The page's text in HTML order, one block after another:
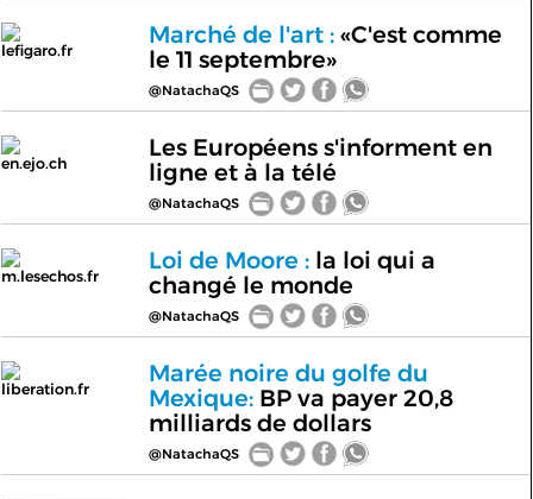
lefigaro.fr
Marché de l'art :«C'est comme
le 11 septembre»
@NatachaQS
en.ejo.ch
Les Européens s'informent en
ligne et à la télé
@NatachaQS
m.lesechos.fr
Loi de Moore :la loi qui a
changé le monde
@NatachaQS
liberation.fr
Marée noire du golfe du
Mexique:BP va payer 20,8
milliards de dollars
@NatachaQS